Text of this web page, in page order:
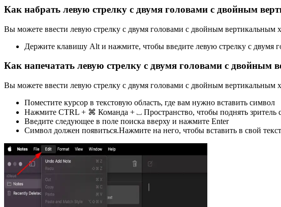
Как набрать левую стрелку с двумя головами с двойным
Вы можете ввести левую стрелку с двумя головами с двойным
Держите клавишу Alt и нажмите, чтобы введите левую стрелку с
Как напечатать левую стрелку с двумя головами с двойным
Вы можете ввести левую стрелку с двумя головами с двойным
Поместите курсор в текстовую область, где вам нужно вставить символ
Нажмите CTRL + ⌘ Команда + ⎵ Пространство, чтобы поднять зритель
Введите следующее в поле поиска вверху и нажмите Enter
Символ должен появиться.Нажмите на него, чтобы вставить в свой текст